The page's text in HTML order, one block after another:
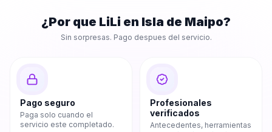
¿Por que LiLi en Isla de Maipo?
Sin sorpresas. Pago despues del servicio.
Pago seguro
Paga solo cuando el
servicio este completado.
Profesionales
verificados
Antecedentes, herramientas